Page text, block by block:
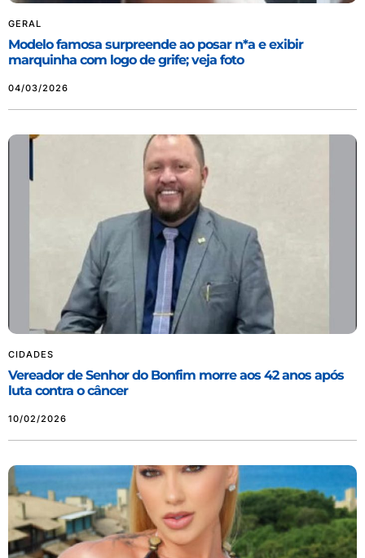
GERAL
Modelo famosa surpreende ao posar n*a e exibir
marquinha com logo de grife; veja foto
04/03/2026
CIDADES
Vereador de Senhor do Bonfim morre aos 42 anos após
luta contra o câncer
10/02/2026